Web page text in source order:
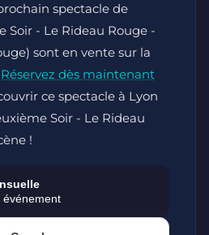
spectacle de
Soir - Le Rideau Rouge -
sont en vente sur la
Réservez dès maintenant
ce spectacle à Lyon
Soir - Le Rideau
!
événement